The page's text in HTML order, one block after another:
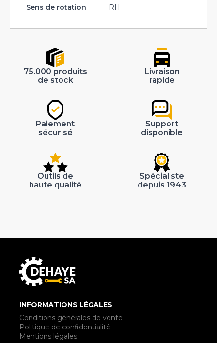
Sens de rotation RH
75.000 produits
de stock
Livraison
rapide
Paiement
sécurisé
Support
disponible
Outils de
haute qualité
Spécialiste
depuis 1943
INFORMATIONS LÉGALES
Conditions générales de vente
Politique de confidentialité
Mentions légales